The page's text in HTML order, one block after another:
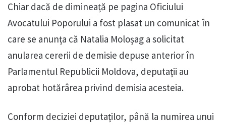
Chiar dacă de dimineață pe pagina Oficiului
Avocatului Poporului a fost plasat un comunicat în
care se anunța că Natalia Moloșag a solicitat
anularea cererii de demisie depuse anterior în
Parlamentul Republicii Moldova, deputații au
aprobat hotărârea privind demisia acesteia.
Conform deciziei deputaților, până la numirea unui